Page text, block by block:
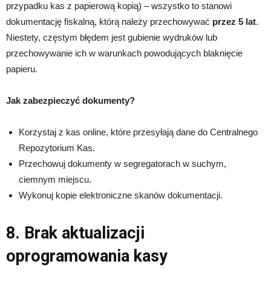
przypadku kas z papierową kopią) – wszystko to stanowi
dokumentację fiskalną, którą należy przechowywać przez 5 lat.
Niestety, częstym błędem jest gubienie wydruków lub
przechowywanie ich w warunkach powodujących blaknięcie
papieru.
Jak zabezpieczyć dokumenty?
Korzystaj z kas online, które przesyłają dane do Centralnego
Repozytorium Kas.
Przechowuj dokumenty w segregatorach w suchym,
ciemnym miejscu.
Wykonuj kopie elektroniczne skanów dokumentacji.
8. Brak aktualizacji
oprogramowania kasy